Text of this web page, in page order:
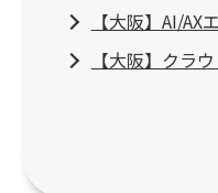
【大阪】AI/AX
【大阪】クラ